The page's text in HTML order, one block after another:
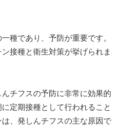
種であり、予防が重要です。
接種と衛生対策が挙げられま
チフスの予防に非常に効果的
定期接種として行われること
、発しんチフスの主な原因で